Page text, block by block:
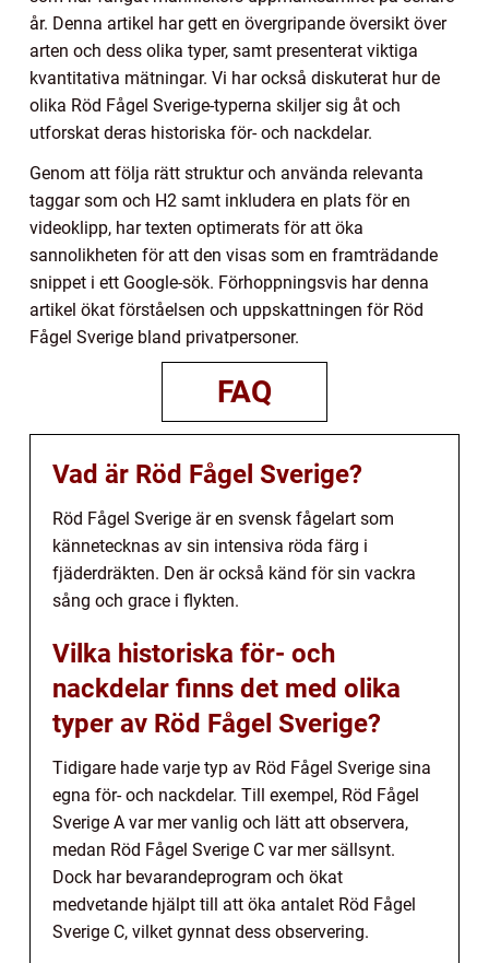
år. Denna artikel har gett en övergripande översikt över
arten och dess olika typer, samt presenterat viktiga
kvantitativa mätningar. Vi har också diskuterat hur de
olika Röd Fågel Sverige-typerna skiljer sig åt och
utforskat deras historiska för- och nackdelar.
Genom att följa rätt struktur och använda relevanta
taggar som och H2 samt inkludera en plats för en
videoklipp, har texten optimerats för att öka
sannolikheten för att den visas som en framträdande
snippet i ett Google-sök. Förhoppningsvis har denna
artikel ökat förståelsen och uppskattningen för Röd
Fågel Sverige bland privatpersoner.
FAQ
Vad är Röd Fågel Sverige?
Röd Fågel Sverige är en svensk fågelart som
kännetecknas av sin intensiva röda färg i
fjäderdräkten. Den är också känd för sin vackra
sång och grace i flykten.
Vilka historiska för- och
nackdelar finns det med olika
typer av Röd Fågel Sverige?
Tidigare hade varje typ av Röd Fågel Sverige sina
egna för- och nackdelar. Till exempel, Röd Fågel
Sverige A var mer vanlig och lätt att observera,
medan Röd Fågel Sverige C var mer sällsynt.
Dock har bevarandeprogram och ökat
medvetande hjälpt till att öka antalet Röd Fågel
Sverige C, vilket gynnat dess observering.